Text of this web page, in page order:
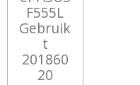
F555L
Gebruik
t
201860
20